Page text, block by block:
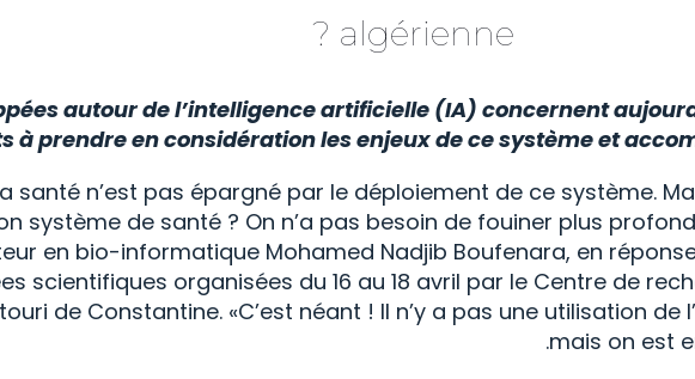
algérienne ?
autour de l’intelligence artificielle (IA) concernent
à prendre en considération les enjeux de ce système et
santé n’est pas épargné par le déploiement de ce système.
système de santé ? On n’a pas besoin de fouiner plus
en bio-informatique Mohamed Nadjib Boufenara, en
scientifiques organisées du 16 au 18 avril par le Centre de
de Constantine. «C’est néant ! Il n’y a pas une utilisation
mais on est